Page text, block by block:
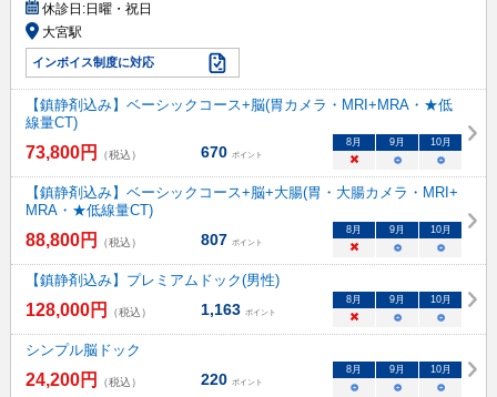
休診日:日曜・祝日
大宮駅
インボイス制度に対応
【鎮静剤込み】ベーシックコース+脳(胃カメラ・MRI+MRA・★低
線量CT)
73,800円 （税込） 670 ポイント
8月 9月 10月
× ○ ○
【鎮静剤込み】ベーシックコース+脳+大腸(胃・大腸カメラ・MRI+
MRA・★低線量CT)
88,800円 （税込） 807 ポイント
8月 9月 10月
× ○ ○
【鎮静剤込み】プレミアムドック(男性)
128,000円 （税込） 1,163 ポイント
8月 9月 10月
× ○ ○
シンプル脳ドック
24,200円 （税込） 220 ポイント
8月 9月 10月
○ ○ ○